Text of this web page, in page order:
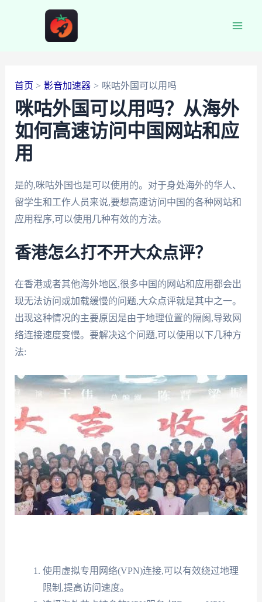
首页 影音加速器 咪咕外国可以用吗
咪咕外国可以用吗？从海外
如何高速访问中国网站和应
用
是的,咪咕外国也是可以使用的。对于身处海外的华人、
留学生和工作人员来说,要想高速访问中国的各种网站和
应用程序,可以使用几种有效的方法。
香港怎么打不开大众点评？
在香港或者其他海外地区,很多中国的网站和应用都会出
现无法访问或加载缓慢的问题,大众点评就是其中之一。
出现这种情况的主要原因是由于地理位置的隔阂,导致网
络连接速度变慢。要解决这个问题,可以使用以下几种方
法:
使用虚拟专用网络(VPN)连接,可以有效绕过地理
限制,提高访问速度。